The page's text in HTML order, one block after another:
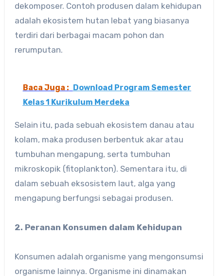
dekomposer. Contoh produsen dalam kehidupan
adalah ekosistem hutan lebat yang biasanya
terdiri dari berbagai macam pohon dan
rerumputan.
Baca Juga : Download Program Semester
Kelas 1 Kurikulum Merdeka
Selain itu, pada sebuah ekosistem danau atau
kolam, maka produsen berbentuk akar atau
tumbuhan mengapung, serta tumbuhan
mikroskopik (fitoplankton). Sementara itu, di
dalam sebuah eksosistem laut, alga yang
mengapung berfungsi sebagai produsen.
2. Peranan Konsumen dalam Kehidupan
Konsumen adalah organisme yang mengonsumsi
organisme lainnya. Organisme ini dinamakan